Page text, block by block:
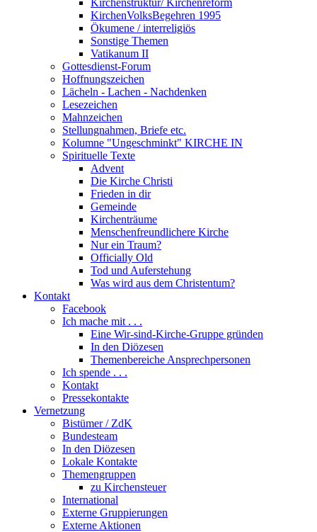
Kirchenstruktur/ Kirchenreform
KirchenVolksBegehren 1995
Ökumene / interreligiös
Sonstige Themen
Vatikanum II
Gottesdienst-Forum
Hoffnungszeichen
Lächeln - Lachen - Nachdenken
Lesezeichen
Mahnzeichen
Stellungnahmen, Briefe etc.
Kolumne "Ungeschminkt" KIRCHE IN
Spirituelle Texte
Advent
Die Kirche Christi
Frieden in dir
Gemeinde
Kirchenträume
Menschenfreundlichere Kirche
Nur ein Traum?
Officially Old
Tod und Auferstehung
Was wird aus dem Christentum?
Kontakt
Facebook
Ich mache mit . . .
Eine Wir-sind-Kirche-Gruppe gründen
In den Diözesen
Themenbereiche Ansprechpersonen
Ich spende . . .
Kontakt
Pressekontakte
Vernetzung
Bistümer / ZdK
Bundesteam
In den Diözesen
Lokale Kontakte
Themengruppen
zu Kirchensteuer
International
Externe Gruppierungen
Externe Aktionen